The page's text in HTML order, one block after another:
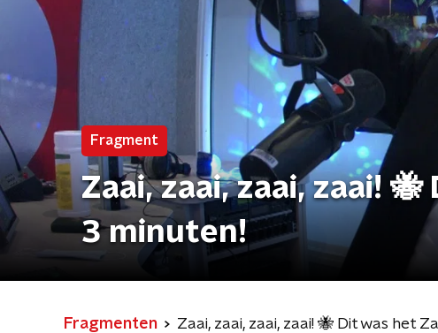
Fragment
Zaai, zaai, zaai, zaai!
3 minuten!
Fragmenten Zaai, zaai, zaai, zaai! 🐝 Dit was het